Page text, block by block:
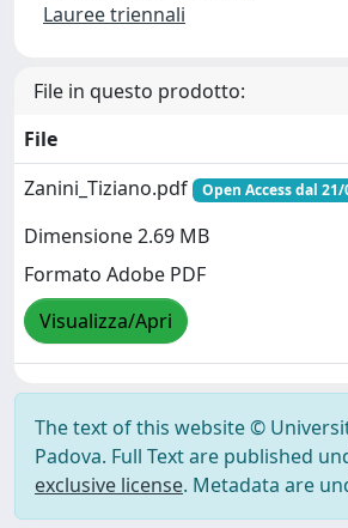
Lauree triennali
File in questo prodotto:
File
Zanini_Tiziano.pdf
Open Access dal
Dimensione 2.69 MB
Formato Adobe PDF
Visualizza/Apri
The text of this website ©
Padova. Full Text are published
exclusive license. Metadata are